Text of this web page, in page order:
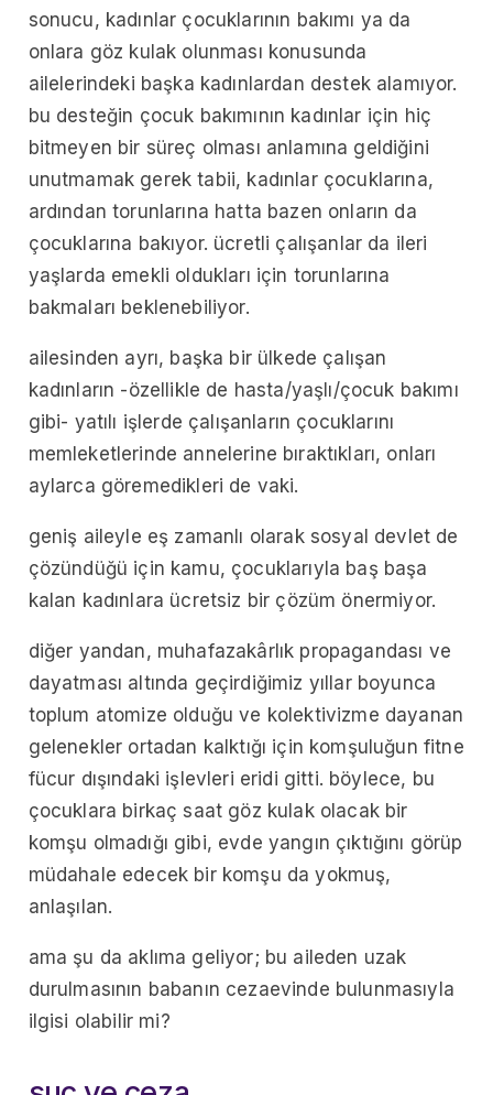
sonucu, kadınlar çocuklarının bakımı ya da
onlara göz kulak olunması konusunda
ailelerindeki başka kadınlardan destek alamıyor.
bu desteğin çocuk bakımının kadınlar için hiç
bitmeyen bir süreç olması anlamına geldiğini
unutmamak gerek tabii, kadınlar çocuklarına,
ardından torunlarına hatta bazen onların da
çocuklarına bakıyor. ücretli çalışanlar da ileri
yaşlarda emekli oldukları için torunlarına
bakmaları beklenebiliyor.
ailesinden ayrı, başka bir ülkede çalışan
kadınların -özellikle de hasta/yaşlı/çocuk bakımı
gibi- yatılı işlerde çalışanların çocuklarını
memleketlerinde annelerine bıraktıkları, onları
aylarca göremedikleri de vaki.
geniş aileyle eş zamanlı olarak sosyal devlet de
çözündüğü için kamu, çocuklarıyla baş başa
kalan kadınlara ücretsiz bir çözüm önermiyor.
diğer yandan, muhafazakârlık propagandası ve
dayatması altında geçirdiğimiz yıllar boyunca
toplum atomize olduğu ve kolektivizme dayanan
gelenekler ortadan kalktığı için komşuluğun fitne
fücur dışındaki işlevleri eridi gitti. böylece, bu
çocuklara birkaç saat göz kulak olacak bir
komşu olmadığı gibi, evde yangın çıktığını görüp
müdahale edecek bir komşu da yokmuş,
anlaşılan.
ama şu da aklıma geliyor; bu aileden uzak
durulmasının babanın cezaevinde bulunmasıyla
ilgisi olabilir mi?